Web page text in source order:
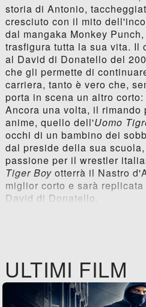
storia di Antonio,
cresciuto con il mito
dal mangaka Monkey
trasfigura tutta la sua vita. Il
al David di Donatello del
che gli permette di
carriera, tanto è vero che,
porta in scena un altro corto:
Ancora una volta, il rimando
anime, quello dell'Uomo
occhi di un bambino dei
dal preside della sua
passione per il wrestler
Tiger Boyotterrà il Nastro
miglior corto e sarà
David di Donatello.
ULTIMI FILM